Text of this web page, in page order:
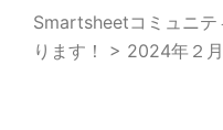
Smartsheetコミュニテ
ります！ > 2024年２